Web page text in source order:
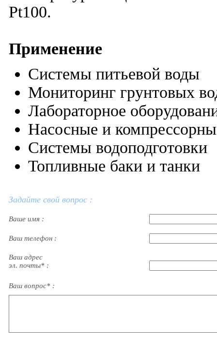
Pt100.
Применение
Системы питьевой воды
Мониторинг грунтовых
Лабораторное
Насосные и
Системы водоподготовки
Топливные баки и танки
Задайте свой вопрос :
Ваше имя :
Ваш телефон :
Ваш адрес
эл. почты* :
Ваш вопрос* :